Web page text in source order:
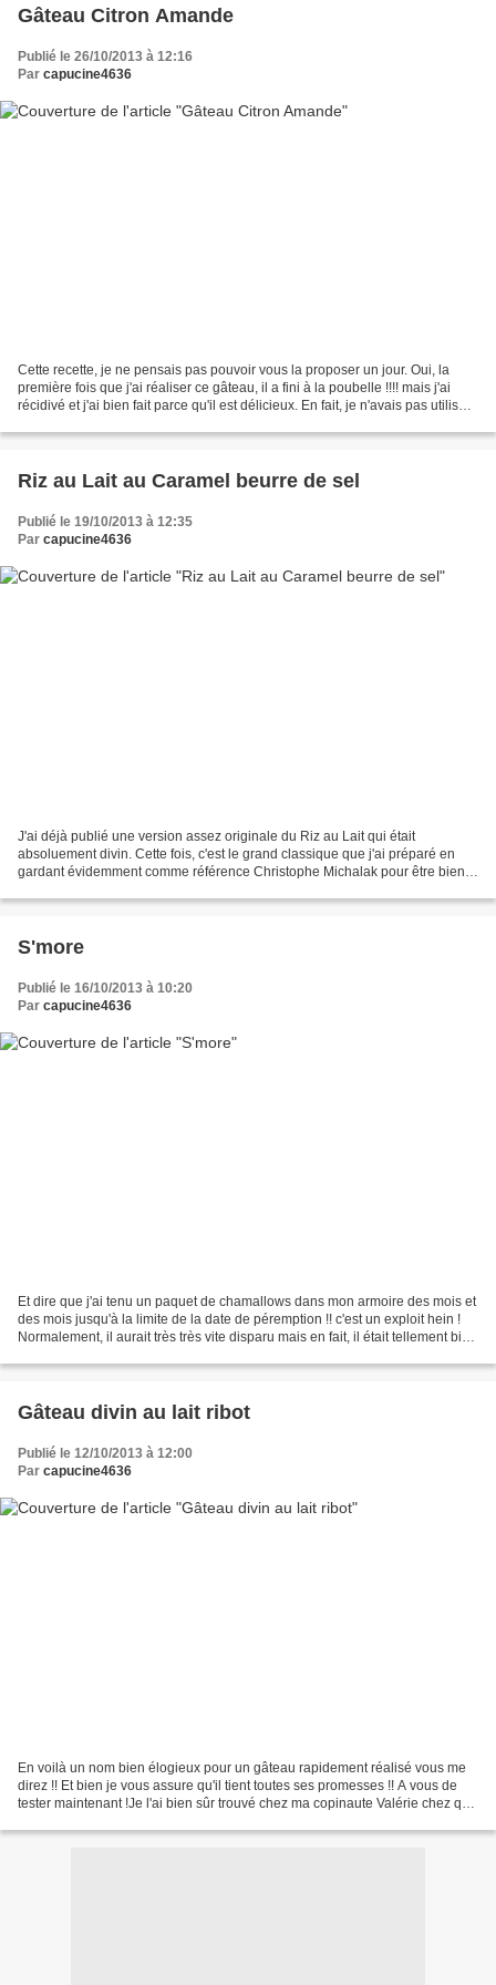
Gâteau Citron Amande
Publié le 26/10/2013 à 12:16
Par capucine4636
Cette recette, je ne pensais pas pouvoir vous la proposer un jour. Oui, la
première fois que j'ai réaliser ce gâteau, il a fini à la poubelle !!!! mais j'ai
récidivé et j'ai bien fait parce qu'il est délicieux. En fait, je n'avais pas utilisé
Riz au Lait au Caramel beurre de sel
Publié le 19/10/2013 à 12:35
Par capucine4636
J'ai déjà publié une version assez originale du Riz au Lait qui était
absoluement divin. Cette fois, c'est le grand classique que j'ai préparé en
gardant évidemment comme référence Christophe Michalak pour être bien
S'more
Publié le 16/10/2013 à 10:20
Par capucine4636
Et dire que j'ai tenu un paquet de chamallows dans mon armoire des mois et
des mois jusqu'à la limite de la date de péremption !! c'est un exploit hein !
Normalement, il aurait très très vite disparu mais en fait, il était tellement bien
Gâteau divin au lait ribot
Publié le 12/10/2013 à 12:00
Par capucine4636
En voilà un nom bien élogieux pour un gâteau rapidement réalisé vous me
direz !! Et bien je vous assure qu'il tient toutes ses promesses !! A vous de
tester maintenant !Je l'ai bien sûr trouvé chez ma copinaute Valérie chez qui